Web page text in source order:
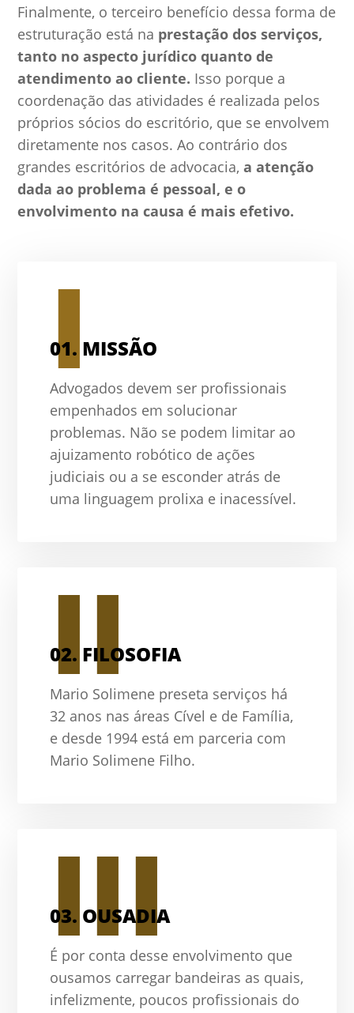
Finalmente, o terceiro benefício dessa forma de
estruturação está na prestação dos serviços,
tanto no aspecto jurídico quanto de
atendimento ao cliente. Isso porque a
coordenação das atividades é realizada pelos
próprios sócios do escritório, que se envolvem
diretamente nos casos. Ao contrário dos
grandes escritórios de advocacia,a atenção
dada ao problema é pessoal, e o
envolvimento na causa é mais efetivo.
I
01. MISSÃO
Advogados devem ser profissionais
empenhados em solucionar
problemas. Não se podem limitar ao
ajuizamento robótico de ações
judiciais ou a se esconder atrás de
uma linguagem prolixa e inacessível.
II
02. FILOSOFIA
Mario Solimene preseta serviços há
32 anos nas áreas Cível e de Família,
e desde 1994 está em parceria com
Mario Solimene Filho.
III
03. OUSADIA
É por conta desse envolvimento que
ousamos carregar bandeiras as quais,
infelizmente, poucos profissionais do